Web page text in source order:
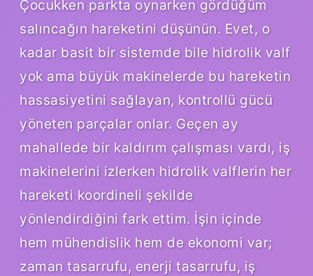
Çocukken parkta oynarken gördüğüm
salıncağın hareketini düşünün. Evet, o
kadar basit bir sistemde bile hidrolik valf
yok ama büyük makinelerde bu hareketin
hassasiyetini sağlayan, kontrollü gücü
yöneten parçalar onlar. Geçen ay
mahallede bir kaldırım çalışması vardı, iş
makinelerini izlerken hidrolik valflerin her
hareketi koordineli şekilde
yönlendirdiğini fark ettim. İşin içinde
hem mühendislik hem de ekonomi var;
zaman tasarrufu, enerji tasarrufu, iş